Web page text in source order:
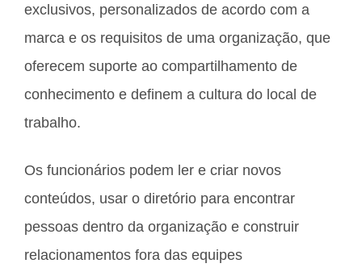
exclusivos, personalizados de acordo com a
marca e os requisitos de uma organização, que
oferecem suporte ao compartilhamento de
conhecimento e definem a cultura do local de
trabalho.
Os funcionários podem ler e criar novos
conteúdos, usar o diretório para encontrar
pessoas dentro da organização e construir
relacionamentos fora das equipes